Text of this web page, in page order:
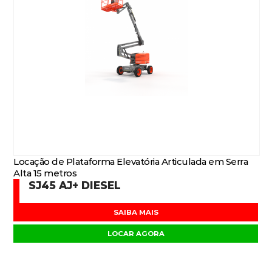
Locação de Plataforma Elevatória Articulada em Serra
Alta 15 metros
SJ45 AJ+ DIESEL
SAIBA MAIS
LOCAR AGORA